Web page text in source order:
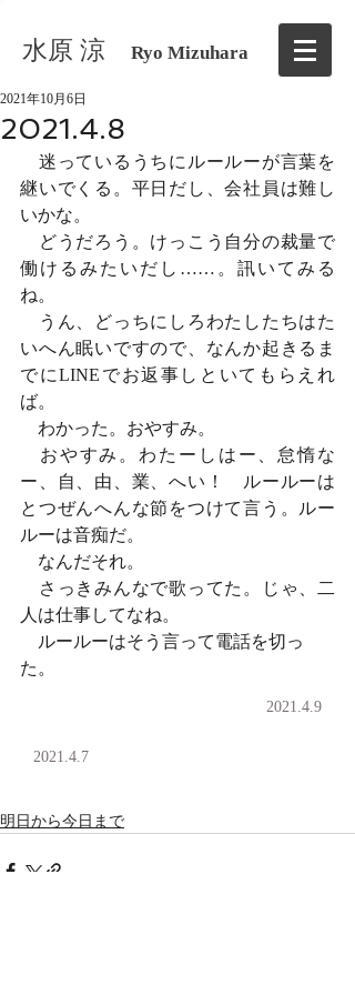
水原 涼 Ryo Mizuhara
2021.4.8
2021年10月6日
迷っているうちにルールーが言葉を
継いでくる。平日だし、会社員は難し
いかな。
どうだろう。けっこう自分の裁量で
働けるみたいだし……。訊いてみる
ね。
うん、どっちにしろわたしたちはた
いへん眠いですので、なんか起きるま
でにLINEでお返事しといてもらえれ
ば。
わかった。おやすみ。
おやすみ。わたーしはー、怠惰な
ー、自、由、業、へい！　ルールーは
とつぜんへんな節をつけて言う。ルー
ルーは音痴だ。
なんだそれ。
さっきみんなで歌ってた。じゃ、二
人は仕事してなね。
ルールーはそう言って電話を切っ
た。
2021.4.9
2021.4.7
明日から今日まで